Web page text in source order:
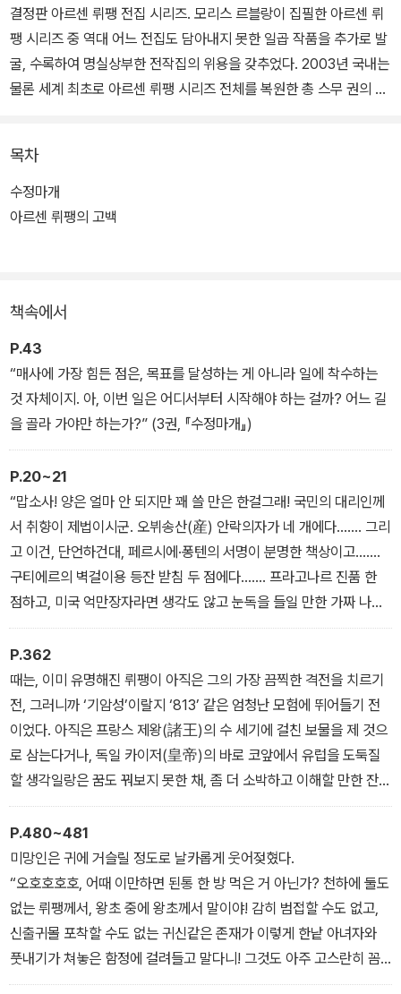
결정판 아르센 뤼팽 전집 시리즈. 모리스 르블랑이 집필한 아르센 뤼
팽 시리즈 중 역대 어느 전집도 담아내지 못한 일곱 작품을 추가로 발
굴, 수록하여 명실상부한 전작집의 위용을 갖추었다. 2003년 국내는
물론 세계 최초로 아르센 뤼팽 시리즈 전체를 복원한 총 스무 권의 전
굴되었다.
번역가 성귀수는 뤼팽 전문 번역가로서 '세계 최초' 타이틀과도 익숙
2012년에는 모리스 르블랑 사후 소문만 무성했던 미발표 유작 <아
르센 뤼팽의 마지막 사랑>을 프랑스와 동시에 전 세계 최초로 출간했
다.
이번에 새로 발굴된 일곱 작품은 성귀수 번역가가 인터넷상에서 어느
들 협회'의 전폭적인 도움이 있었음은 물론이다. '아르센 뤼팽의 친구
들 협회'는 프랑스 뤼피놀로지의 중추를 담당하는 단체로 르블랑의
손녀 플로랑스 르블랑을 비롯해 유수의 작가, 철학자 들을 회원으로
두고 있다.
목차
수정마개
아르센 뤼팽의 고백
책속에서
P.43
“매사에 가장 힘든 점은, 목표를 달성하는 게 아니라 일에 착수하는
것 자체이지. 아, 이번 일은 어디서부터 시작해야 하는 걸까? 어느 길
을 골라 가야만 하는가?” (3권, 『수정마개』)
P.20~21
“맙소사! 양은 얼마 안 되지만 꽤 쓸 만은 한걸그래! 국민의 대리인께
서 취향이 제법이시군. 오뷔송산(産) 안락의자가 네 개에다……. 그리
고 이건, 단언하건대, 페르시에·퐁텐의 서명이 분명한 책상이고…….
구티에르의 벽걸이용 등잔 받침 두 점에다……. 프라고나르 진품 한
점하고, 미국 억만장자라면 생각도 않고 눈독을 들일 만한 가짜 나티
에 한 점……. 한마디로 대단한 재산이로군! 세상엔 여차하면 진품 타
령만 해대는 까다로운 인간도 많지만, 전부 나처럼만 노력하라고 해!
나처럼 열심히 찾아다니라고 하란 말이야!” (3권, 『수정마개』)
P.362
때는, 이미 유명해진 뤼팽이 아직은 그의 가장 끔찍한 격전을 치르기
전, 그러니까 ‘기암성’이랄지 ‘813’ 같은 엄청난 모험에 뛰어들기 전
이었다. 아직은 프랑스 제왕(諸王)의 수 세기에 걸친 보물을 제 것으
로 삼는다거나, 독일 카이저(皇帝)의 바로 코앞에서 유럽을 도둑질
할 생각일랑은 꿈도 꿔보지 못한 채, 좀 더 소박하고 이해할 만한 잔재
주를 부리는 데 만족하던 시절이라고나 할까? 천성적으로도 그렇지
만, 그저 취미 삼아 그때그때 선행과 악행을 경쾌하게 뿌리고 다니면
서 일상에 울고 웃는 돈키호테의 나날……. (3권, 『아르센 뤼팽의 고
백』)
P.480~481
미망인은 귀에 거슬릴 정도로 날카롭게 웃어젖혔다.
“오호호호호, 어때 이만하면 된통 한 방 먹은 거 아닌가? 천하에 둘도
없는 뤼팽께서, 왕초 중에 왕초께서 말이야! 감히 범접할 수도 없고,
신출귀몰 포착할 수도 없는 귀신같은 존재가 이렇게 한낱 아녀자와
풋내기가 쳐놓은 함정에 걸려들고 말다니! 그것도 아주 고스란히 꼼
짝 못하게 말이야! 손발이 꽁꽁 묶이고 보니 허약해도 이렇게 허약해